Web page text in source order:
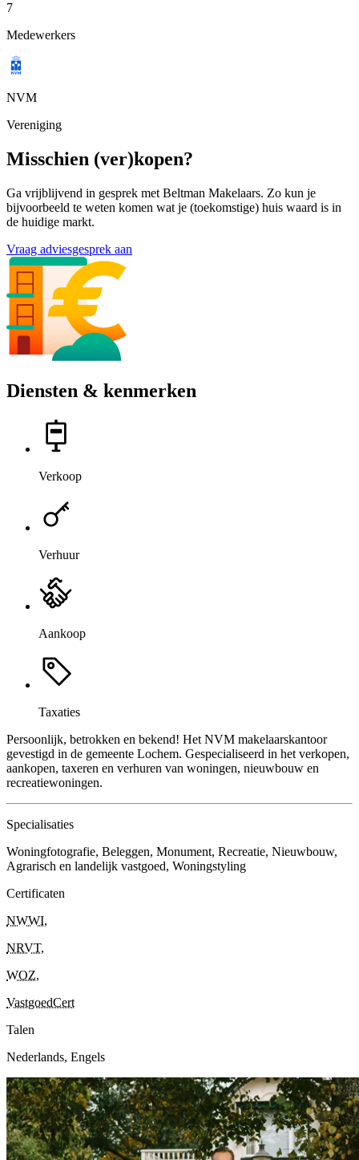
7
Medewerkers
NVM
Vereniging
Misschien (ver)kopen?
Ga vrijblijvend in gesprek met Beltman Makelaars. Zo kun je
bijvoorbeeld te weten komen wat je (toekomstige) huis waard is in
de huidige markt.
Vraag adviesgesprek aan
Diensten & kenmerken
Verkoop
Verhuur
Aankoop
Taxaties
Persoonlijk, betrokken en bekend! Het NVM makelaarskantoor
gevestigd in de gemeente Lochem. Gespecialiseerd in het verkopen,
aankopen, taxeren en verhuren van woningen, nieuwbouw en
recreatiewoningen.
Specialisaties
Woningfotografie, Beleggen, Monument, Recreatie, Nieuwbouw,
Agrarisch en landelijk vastgoed, Woningstyling
Certificaten
NWWI,
NRVT,
WOZ,
VastgoedCert
Talen
Nederlands, Engels